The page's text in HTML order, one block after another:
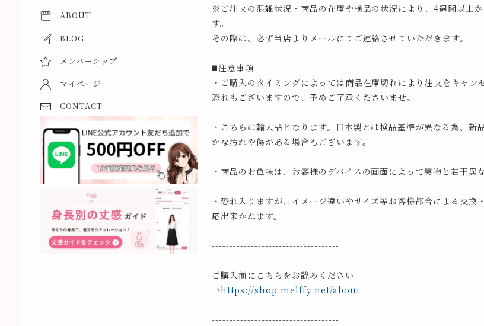
ABOUT
BLOG
メンバーシップ
マイページ
CONTACT
※ご注文の混雑状況・商品の在庫や検品の状況により、4週間以上
す。
その際は、必ず当店よりメールにてご連絡させていただきます。
◼️注意事項
・ご購入のタイミングによっては商品在庫切れにより注文をキャン
恐れもございますので、予めご了承くださいませ。
・こちらは輸入品となります。日本製とは検品基準が異なる為、新
かな汚れや傷がある場合もございます。
・商品のお色味は、お客様のデバイスの画面によって実物と若干異
・恐れ入りますが、イメージ違いやサイズ等お客様都合による交換
応出来かねます。
------------------------------------
ご購入前にこちらをお読みください
→https://shop.melffy.net/about
------------------------------------